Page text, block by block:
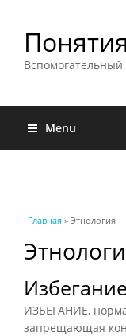
Menu
Вы здесь
Главная » Этнология
Избегание
ИЗБЕГАНИЕ,
запрещающая